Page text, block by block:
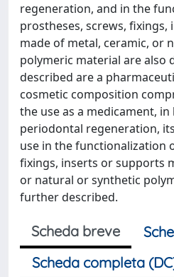
regeneration, and in the
prostheses, screws,
made of metal, ceramic, or
polymeric material are also
described are a
cosmetic composition
the use as a medicament,
periodontal regeneration,
use in the functionalization
fixings, inserts or supports
or natural or synthetic
further described.
Scheda breve
Scheda completa